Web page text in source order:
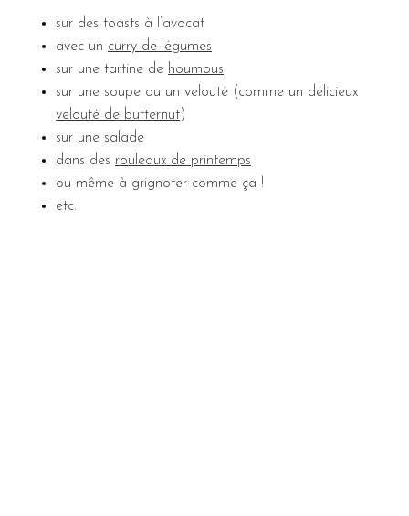
sur des toasts à l’avocat
avec un curry de légumes
sur une tartine de houmous
sur une soupe ou un velouté (comme un délicieux
velouté de butternut)
sur une salade
dans des rouleaux de printemps
ou même à grignoter comme ça !
etc.